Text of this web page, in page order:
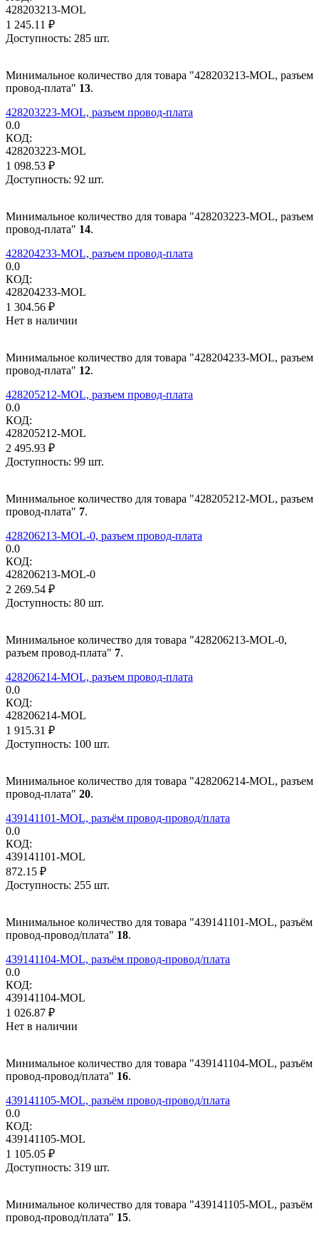
428203213-MOL
1 245.11 ₽
Доступность: 285 шт.
Минимальное количество для товара "428203213-MOL, разъем
провод-плата" 13.
428203223-MOL, разъем провод-плата
0.0
КОД:
428203223-MOL
1 098.53 ₽
Доступность: 92 шт.
Минимальное количество для товара "428203223-MOL, разъем
провод-плата" 14.
428204233-MOL, разъем провод-плата
0.0
КОД:
428204233-MOL
1 304.56 ₽
Нет в наличии
Минимальное количество для товара "428204233-MOL, разъем
провод-плата" 12.
428205212-MOL, разъем провод-плата
0.0
КОД:
428205212-MOL
2 495.93 ₽
Доступность: 99 шт.
Минимальное количество для товара "428205212-MOL, разъем
провод-плата" 7.
428206213-MOL-0, разъем провод-плата
0.0
КОД:
428206213-MOL-0
2 269.54 ₽
Доступность: 80 шт.
Минимальное количество для товара "428206213-MOL-0,
разъем провод-плата" 7.
428206214-MOL, разъем провод-плата
0.0
КОД:
428206214-MOL
1 915.31 ₽
Доступность: 100 шт.
Минимальное количество для товара "428206214-MOL, разъем
провод-плата" 20.
439141101-MOL, разъём провод-провод/плата
0.0
КОД:
439141101-MOL
872.15 ₽
Доступность: 255 шт.
Минимальное количество для товара "439141101-MOL, разъём
провод-провод/плата" 18.
439141104-MOL, разъём провод-провод/плата
0.0
КОД:
439141104-MOL
1 026.87 ₽
Нет в наличии
Минимальное количество для товара "439141104-MOL, разъём
провод-провод/плата" 16.
439141105-MOL, разъём провод-провод/плата
0.0
КОД:
439141105-MOL
1 105.05 ₽
Доступность: 319 шт.
Минимальное количество для товара "439141105-MOL, разъём
провод-провод/плата" 15.